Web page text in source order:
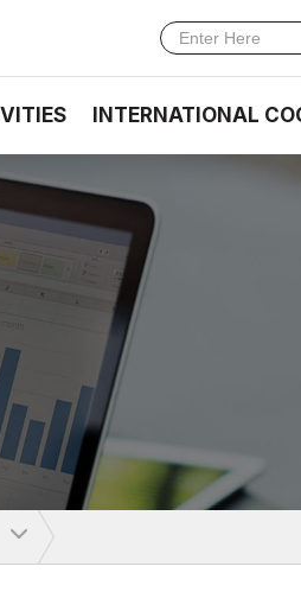
INTERNATIONAL